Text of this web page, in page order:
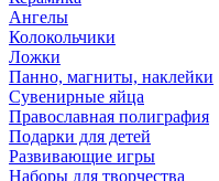
Ангелы
Колокольчики
Ложки
Панно, магниты, наклейки
Сувенирные яйца
Православная полиграфия
Подарки для детей
Развивающие игры
Наборы для творчества